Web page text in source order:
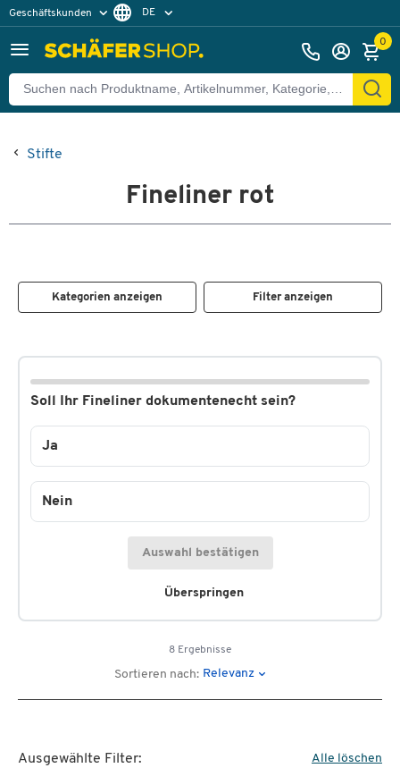
Geschäftskunden DE
0
Stifte
Fineliner rot
Kategorien anzeigen Filter anzeigen
Soll Ihr Fineliner dokumentenecht sein?
Überspringen
Ja
Nein
Auswahl bestätigen
8 Ergebnisse
Sortieren nach: Relevanz
Ausgewählte Filter: Alle löschen